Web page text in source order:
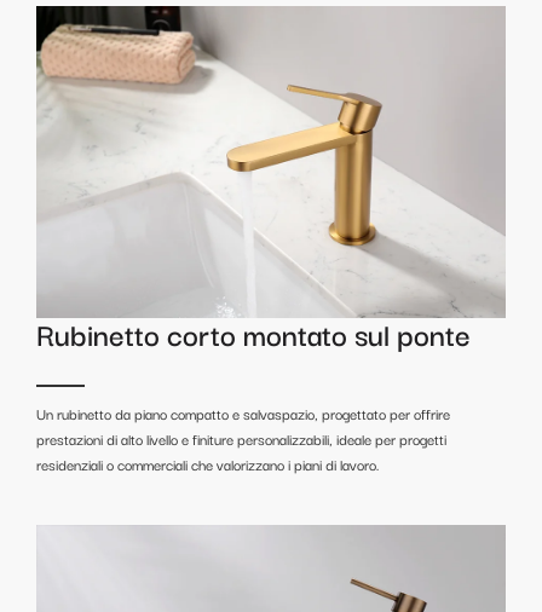
Rubinetto corto montato sul ponte
Un rubinetto da piano compatto e salvaspazio, progettato per offrire
prestazioni di alto livello e finiture personalizzabili, ideale per progetti
residenziali o commerciali che valorizzano i piani di lavoro.